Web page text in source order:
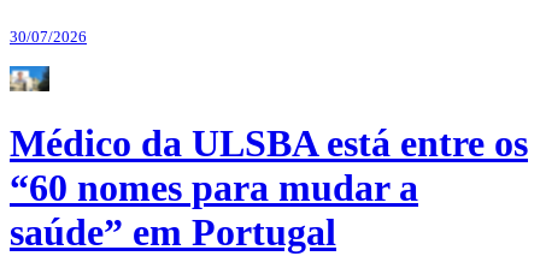
30/07/2026
Médico da ULSBA está entre os
“60 nomes para mudar a
saúde” em Portugal